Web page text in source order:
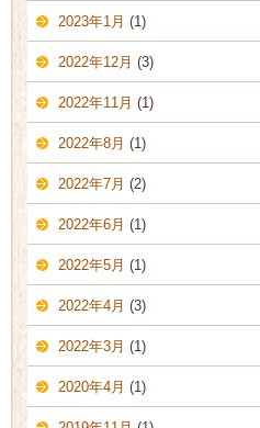
2023年1月 (1)
2022年12月 (3)
2022年11月 (1)
2022年8月 (1)
2022年7月 (2)
2022年6月 (1)
2022年5月 (1)
2022年4月 (3)
2022年3月 (1)
2020年4月 (1)